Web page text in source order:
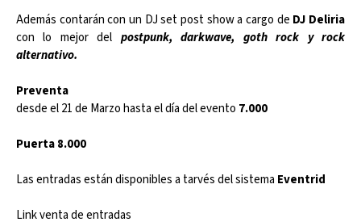
Además contarán con un DJ set post show a cargo de DJ Deliria
con lo mejor del postpunk, darkwave, goth rock y rock
alternativo.
Preventa
desde el 21 de Marzo hasta el día del evento 7.000
Puerta 8.000
Las entradas están disponibles a tarvés del sistema Eventrid
Link venta de entradas